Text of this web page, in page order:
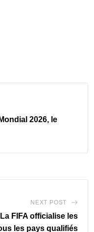
2026, le
NEXT POST
FIFA officialise les
les pays qualifiés